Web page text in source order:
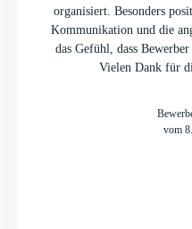
organisiert. Besonders
Kommunikation und die
das Gefühl, dass
Vielen Dank für
vom